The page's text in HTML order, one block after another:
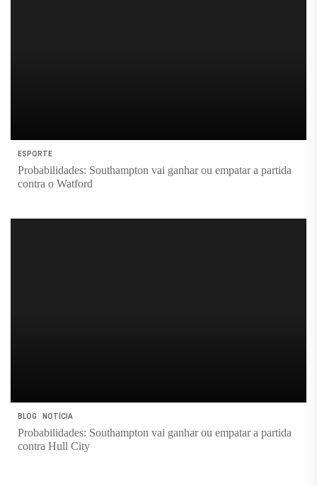
ESPORTE
Probabilidades: Southampton vai ganhar ou empatar a partida
contra o Watford
BLOG NOTÍCIA
Probabilidades: Southampton vai ganhar ou empatar a partida
contra Hull City